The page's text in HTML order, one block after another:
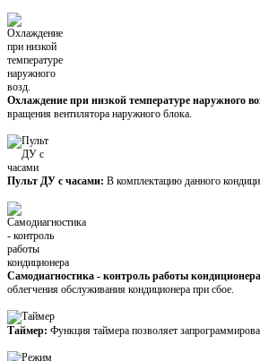
Охлаждение при низкой температуре наружного
вращения вентилятора наружного блока.
Пульт ДУ с часами: В комплектацию данного
Самодиагностика - контроль работы
облегчения обслуживания кондиционера при сбое.
Таймер: Функция таймера позволяет